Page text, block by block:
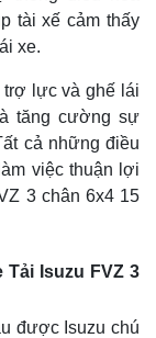
tài xế cảm thấy
xe.
trợ lực và ghế lái
tăng cường sự
cả những điều
việc thuận lợi
3 chân 6x4 15
Tải Isuzu FVZ 3
được Isuzu chú